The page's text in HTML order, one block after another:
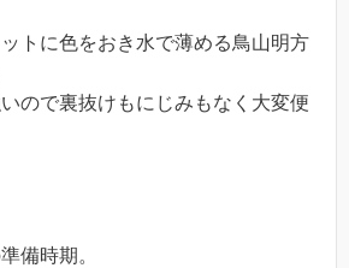
トに色をおき水で薄める鳥山明方
ので裏抜けもにじみもなく大変便
備時期。